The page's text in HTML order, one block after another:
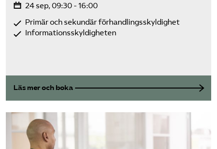
24 sep, 09:30 - 16:00
Primär och sekundär förhandlingsskyldighet
Informationsskyldigheten
Läs mer och boka